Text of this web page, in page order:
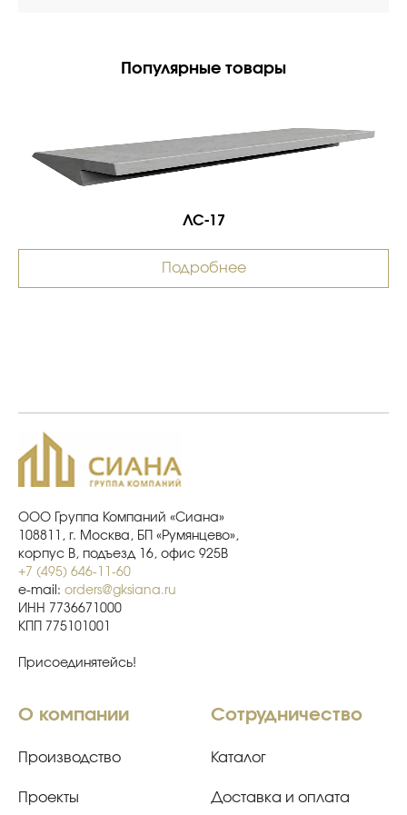
Популярные товары
ЛС-17
Подробнее
ООО Группа Компаний «Сиана»
108811, г. Москва, БП «Румянцево»,
корпус В, подъезд 16, офис 925В
+7 (495) 646-11-60
e-mail: orders@gksiana.ru
ИНН 7736671000
КПП 775101001
Присоединятейсь!
О компании
Производство
Проекты
Сотрудничество
Каталог
Доставка и оплата